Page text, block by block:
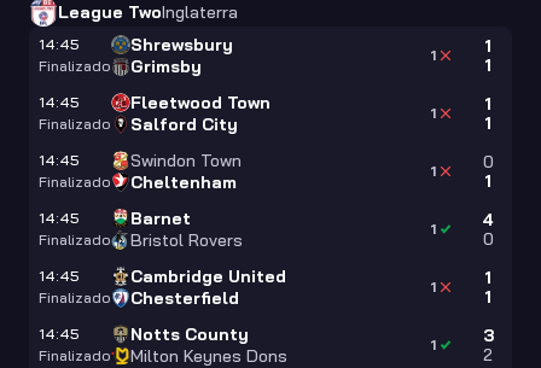
League TwoInglaterra
14:45
Finalizado
Shrewsbury
Grimsby
1
1
1
14:45
Finalizado
Fleetwood Town
Salford City
1
1
1
14:45
Finalizado
Swindon Town
Cheltenham
0
1
1
14:45
Finalizado
Barnet
Bristol Rovers
4
0
1
14:45
Finalizado
Cambridge United
Chesterfield
1
1
1
14:45
Finalizado
Notts County
Milton Keynes Dons
3
2
1